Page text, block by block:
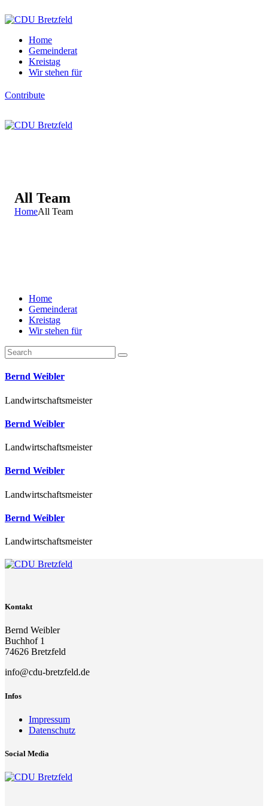
Home
Gemeinderat
Kreistag
Wir stehen für
Contribute
All Team
HomeAll Team
Home
Gemeinderat
Kreistag
Wir stehen für
Bernd Weibler
Landwirtschaftsmeister
Bernd Weibler
Landwirtschaftsmeister
Bernd Weibler
Landwirtschaftsmeister
Bernd Weibler
Landwirtschaftsmeister
Kontakt
Bernd Weibler
Buchhof 1
74626 Bretzfeld
info@cdu-bretzfeld.de
Infos
Impressum
Datenschutz
Social Media